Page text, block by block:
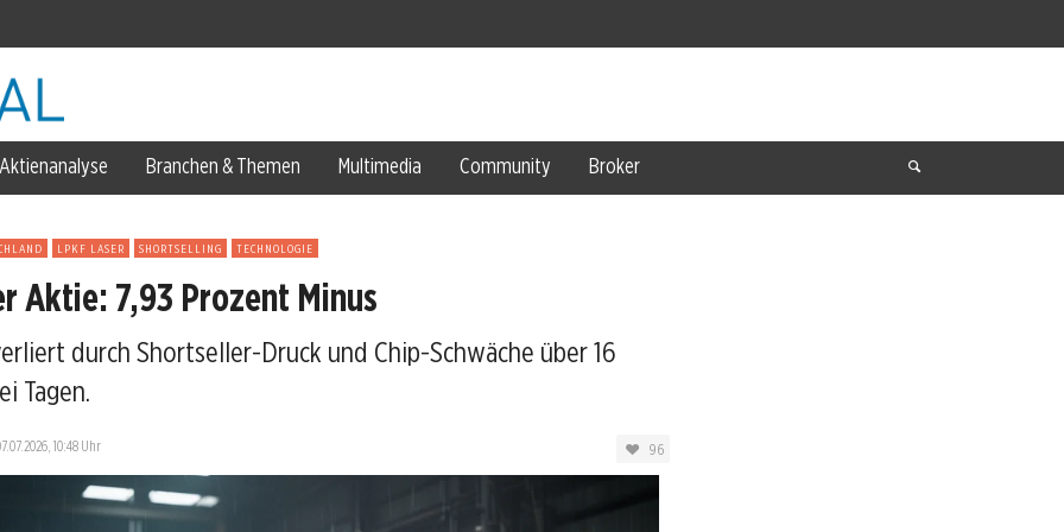
Kursrichtung?
Aktienanalyse Branchen & Themen Multimedia Community Broker
LPKF LASER SHORTSELLING TECHNOLOGIE
Aktie: 7,93 Prozent Minus
durch Shortseller-Druck und Chip-Schwäche über 16
Tagen.
10:48 Uhr 96